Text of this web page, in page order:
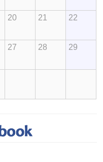
20 21 22
27 28 29